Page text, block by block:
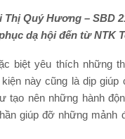
Thị Quý Hương – SBD
dạ hội đến từ NTK
biệt yêu thích những
này cũng là dịp giúp
tạo nên những hành
giúp đỡ những mảnh